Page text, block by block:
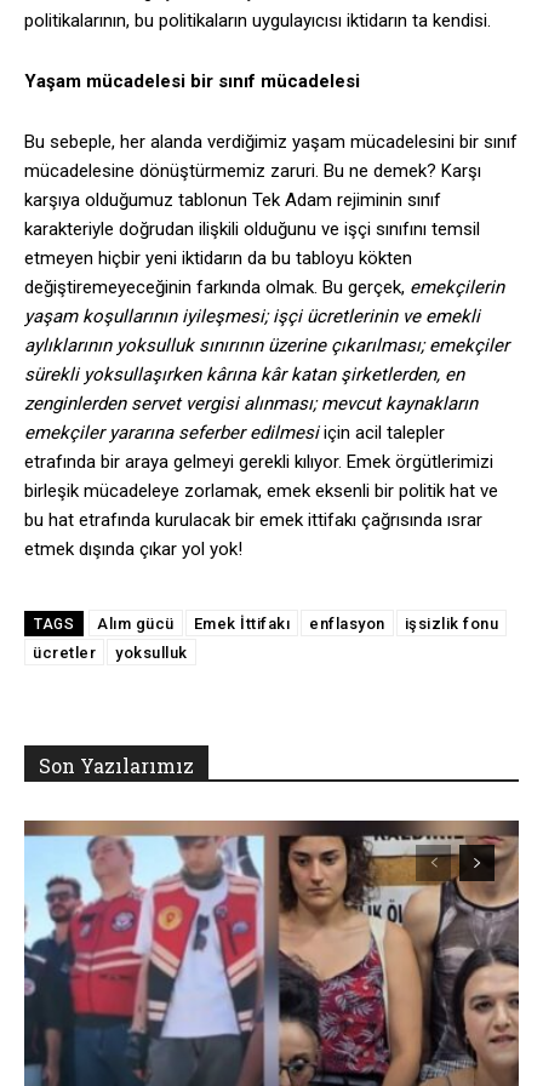
politikalarının, bu politikaların uygulayıcısı iktidarın ta kendisi.
Yaşam mücadelesi bir sınıf mücadelesi
Bu sebeple, her alanda verdiğimiz yaşam mücadelesini bir sınıf
mücadelesine dönüştürmemiz zaruri. Bu ne demek? Karşı
karşıya olduğumuz tablonun Tek Adam rejiminin sınıf
karakteriyle doğrudan ilişkili olduğunu ve işçi sınıfını temsil
etmeyen hiçbir yeni iktidarın da bu tabloyu kökten
değiştiremeyeceğinin farkında olmak. Bu gerçek, emekçilerin
yaşam koşullarının iyileşmesi; işçi ücretlerinin ve emekli
aylıklarının yoksulluk sınırının üzerine çıkarılması; emekçiler
sürekli yoksullaşırken kârına kâr katan şirketlerden, en
zenginlerden servet vergisi alınması; mevcut kaynakların
emekçiler yararına seferber edilmesiiçin acil talepler
etrafında bir araya gelmeyi gerekli kılıyor. Emek örgütlerimizi
birleşik mücadeleye zorlamak, emek eksenli bir politik hat ve
bu hat etrafında kurulacak bir emek ittifakı çağrısında ısrar
etmek dışında çıkar yol yok!
TAGS Alım gücü Emek İttifakı enflasyon
işsizlik fonu
ücretler
yoksulluk
Son Yazılarımız